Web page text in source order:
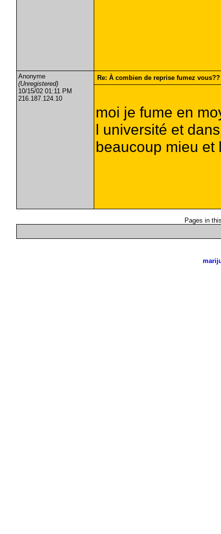
Anonyme
(Unregistered)
10/15/02 01:11 PM
216.187.124.10
Re: À combien de reprise fumez vous??
moi je fume en
l université et
beaucoup mieu et
Pages in